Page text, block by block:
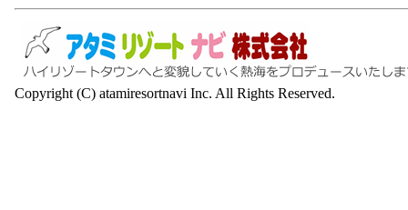
Copyright (C) atamiresortnavi Inc. All Rights Reserved.